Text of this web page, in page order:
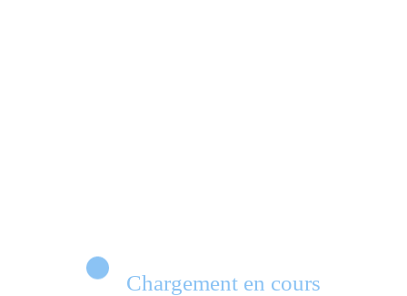
Chargement en cours